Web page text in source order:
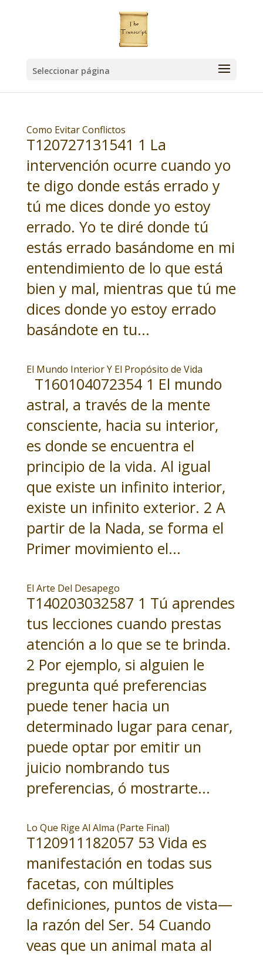
Seleccionar página
Como Evitar Conflictos
T120727131541 1 La
intervención ocurre cuando yo
te digo donde estás errado y
tú me dices donde yo estoy
errado. Yo te diré donde tú
estás errado basándome en mi
entendimiento de lo que está
bien y mal, mientras que tú me
dices donde yo estoy errado
basándote en tu...
El Mundo Interior Y El Propósito de Vida
T160104072354 1 El mundo
astral, a través de la mente
consciente, hacia su interior,
es donde se encuentra el
principio de la vida. Al igual
que existe un infinito interior,
existe un infinito exterior. 2 A
partir de la Nada, se forma el
Primer movimiento el...
El Arte Del Desapego
T140203032587 1 Tú aprendes
tus lecciones cuando prestas
atención a lo que se te brinda.
2 Por ejemplo, si alguien le
pregunta qué preferencias
puede tener hacia un
determinado lugar para cenar,
puede optar por emitir un
juicio nombrando tus
preferencias, ó mostrarte...
Lo Que Rige Al Alma (Parte Final)
T120911182057 53 Vida es
manifestación en todas sus
facetas, con múltiples
definiciones, puntos de vista—
la razón del Ser. 54 Cuando
veas que un animal mata al